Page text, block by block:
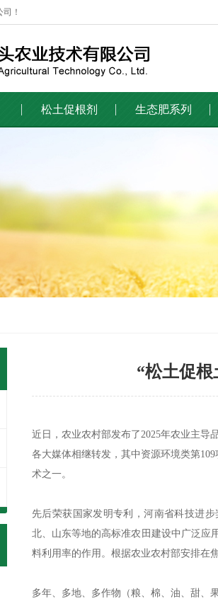
！
松土促根剂 生态肥系列
“松土促
近 日，农业农村部发布了2025年农业主
各大媒体相继转发，其中资源环境类第
术之一。
先后荣获国家发明专利，河南省科技进
北、山东等地的高标准农田建设中广泛应
料利用率的作用。根据农业农村部安排在
多年、多地、多作物（粮、棉、油、甜、